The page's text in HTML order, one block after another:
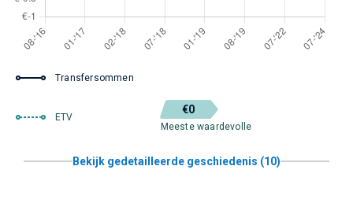
Transfersommen
ETV
€0
Meeste waardevolle
Bekijk gedetailleerde geschiedenis (10)